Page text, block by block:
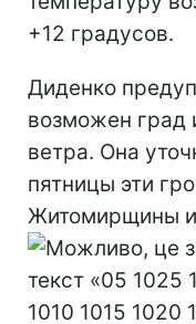
+12 градусов.
Диденко
возможен град
ветра. Она
пятницы эти
Житомирщины